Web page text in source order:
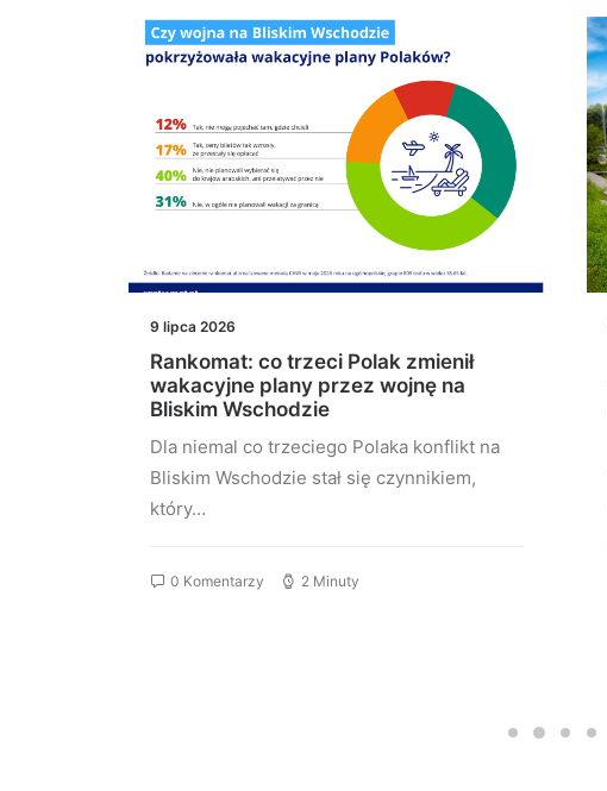
9 lipca 2026
Rankomat: co trzeci Polak zmienił
wakacyjne plany przez wojnę na
Bliskim Wschodzie
Dla niemal co trzeciego Polaka konflikt na
Bliskim Wschodzie stał się czynnikiem,
który…
0 Komentarzy 2 Minuty